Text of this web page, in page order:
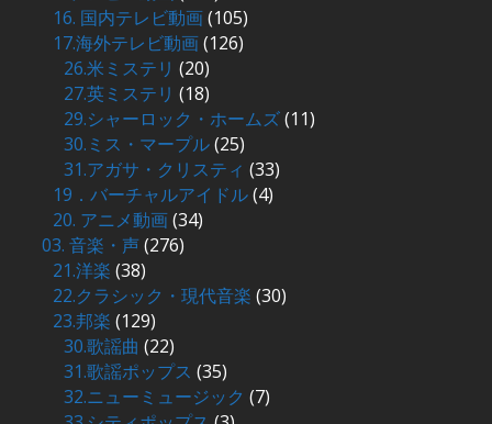
16. 国内テレビ動画(105)
17.海外テレビ動画(126)
26.米ミステリ (20)
27.英ミステリ (18)
29.シャーロック・ホームズ(11)
30.ミス・マープル(25)
31.アガサ・クリスティ (33)
19．バーチャルアイドル(4)
20. アニメ動画(34)
03. 音楽・声(276)
21.洋楽 (38)
22.クラシック・現代音楽 (30)
23.邦楽 (129)
30.歌謡曲 (22)
31.歌謡ポップス (35)
32.ニューミュージック (7)